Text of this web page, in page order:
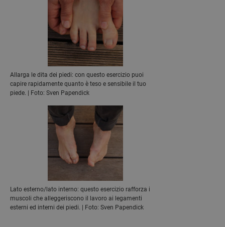
Allarga le dita dei piedi: con questo esercizio puoi
capire rapidamente quanto è teso e sensibile il tuo
piede. | Foto: Sven Papendick
Lato esterno/lato interno: questo esercizio rafforza i
muscoli che alleggeriscono il lavoro ai legamenti
esterni ed interni dei piedi. | Foto: Sven Papendick